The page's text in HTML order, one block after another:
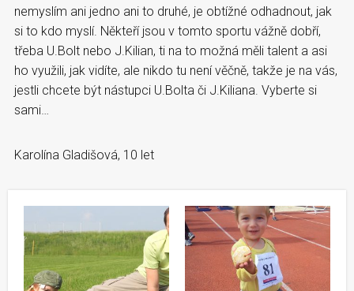
nemyslím ani jedno ani to druhé, je obtížné odhadnout, jak
si to kdo myslí. Někteří jsou v tomto sportu vážně dobří,
třeba U.Bolt nebo J.Kilian, ti na to možná měli talent a asi
ho využili, jak vidíte, ale nikdo tu není věčně, takže je na vás,
jestli chcete být nástupci U.Bolta či J.Kiliana. Vyberte si
sami…
Karolína Gladišová, 10 let